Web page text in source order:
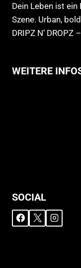
Dein Leben ist
Szene. Urban,
DRIPZ N‘
WEITERE
SOCIAL